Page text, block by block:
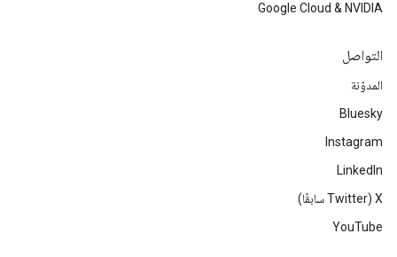
Google Cloud & NVIDIA
التواصل
المدوّنة
Bluesky
Instagram
LinkedIn
‫X ‏(Twitter سابقًا)
YouTube